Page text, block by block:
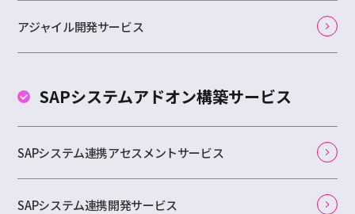
アジャイル開発サービス
SAPシステムアドオン構築サービス
SAPシステム連携アセスメントサービス
SAPシステム連携開発サービス